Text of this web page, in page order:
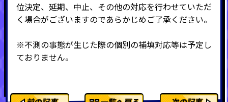
位決定、延期、中止、その他の対応を行わせていただ
く場合がございますのであらかじめご了承ください。
※不測の事態が生じた際の個別の補填対応等は予定し
ておりません。